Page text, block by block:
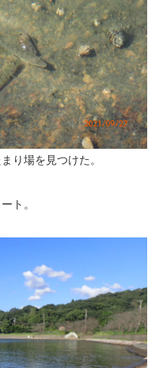
り場を見つけた。
ト。